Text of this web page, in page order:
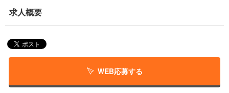
求人概要
WEB応募する